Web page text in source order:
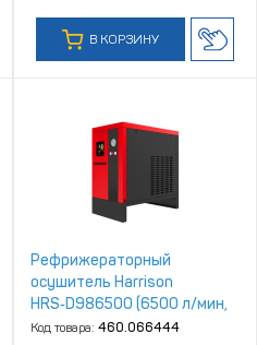
В КОРЗИНУ
Рефрижераторный
осушитель Harrison
HRS‑D986500 (6500 л/мин,
4‑10 бар)
Код товара: 460.066444